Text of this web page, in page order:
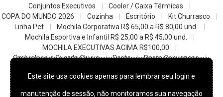
Conjuntos Executivos
Cooler / Caixa Térmicas
COPA DO MUNDO 2026
Cozinha Escritório
Kit Churrasco
Linha Pet
Mochila Corporativa R$ 65,00 a R$ 80,00 und.
Mochila Esportiva e Infantil R$ 25,00 a R$ 45,00 und.
MOCHILA EXECUTIVAS ACIMA R$100,00
Ombrelone e Guarda Chuva
Pasta
Pasta Convencao
z- Datas Comemorativas
© 2022Skill Brindes Promocionais -Todos os direitos reservados.
Este site usa cookies apenas para lembrar seu login e
manutenção de sessão, não monitoramos sua navegação